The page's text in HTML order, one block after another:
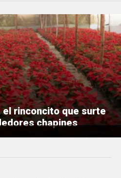
el rinconcito que surte
chapines